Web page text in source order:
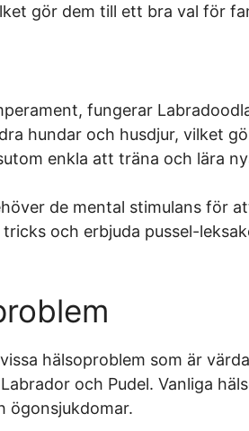
gör dem till ett bra val för
fungerar
hundar och husdjur, vilket
enkla att träna och lära
de mental stimulans för
och erbjuda pussel-
hälsoproblem som är
och Pudel. Vanliga
ögonsjukdomar.